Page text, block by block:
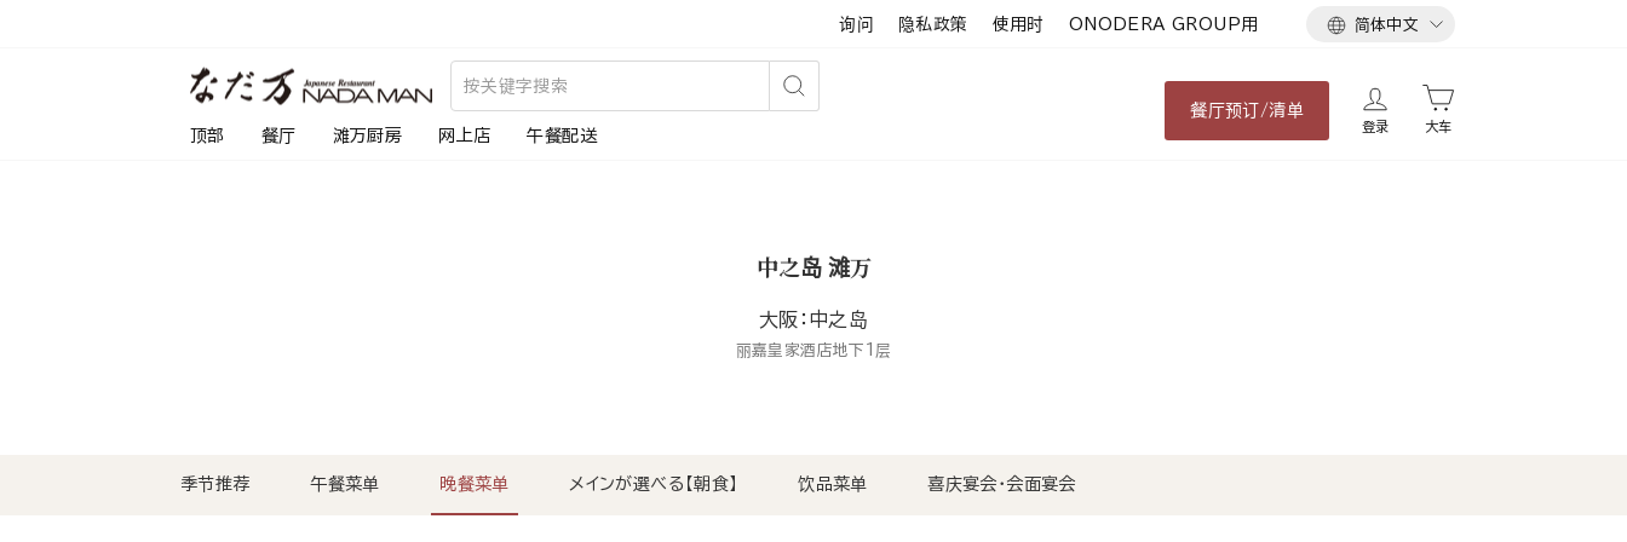
询问 隐私政策 使用时 ONODERA GROUP用
语
简体中文
搜
顶部 餐厅 滩万厨房 网上店 午餐配送
餐厅预订/清单
登录 大车
中之岛 滩万
大阪：中之岛
丽嘉皇家酒店地下1层
季节推荐 午餐菜单 晚餐菜单 メインが選べる【朝食】 饮品菜单 喜庆宴会・会面宴会